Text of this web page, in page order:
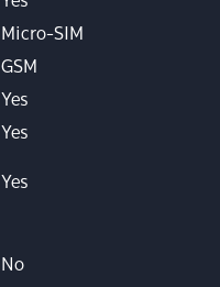
Micro-SIM
GSM
Yes
Yes
Yes
No